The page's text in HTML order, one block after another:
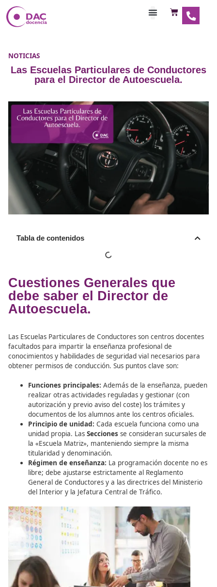
NOTICIAS
Las Escuelas Particulares de
Tabla de contenidos
Cuestiones Generales que
debe saber el Director de
Autoescuela.
Las Escuelas Particulares de Conductores son centros
facultados para impartir la enseñanza profesional de
conocimientos y habilidades de seguridad vial
obtener permisos de conducción. Sus puntos clave son:
Funciones principales:
realizar otras actividades reguladas y gestionar
autorización y previo aviso del coste) los trámites
documentos de los alumnos ante los centros
unidad propia. Las Secciones se consideran
la «Escuela Matriz», manteniendo siempre la
titularidad y denominación.
Régimen de enseñanza: La programación
libre; debe ajustarse estrictamente al Reglamento
General de Conductores y a las directrices del
del Interior y la Jefatura Central de Tráfico.